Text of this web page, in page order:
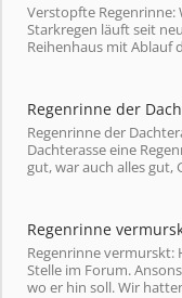
Verstopfte Regenrinne:
Starkregen läuft seit
Reihenhaus mit Ablauf
Regenrinne der
Regenrinne der
Dachterasse eine
gut, war auch alles gut,
Regenrinne
Regenrinne vermurskt:
Stelle im Forum.
wo er hin soll. Wir